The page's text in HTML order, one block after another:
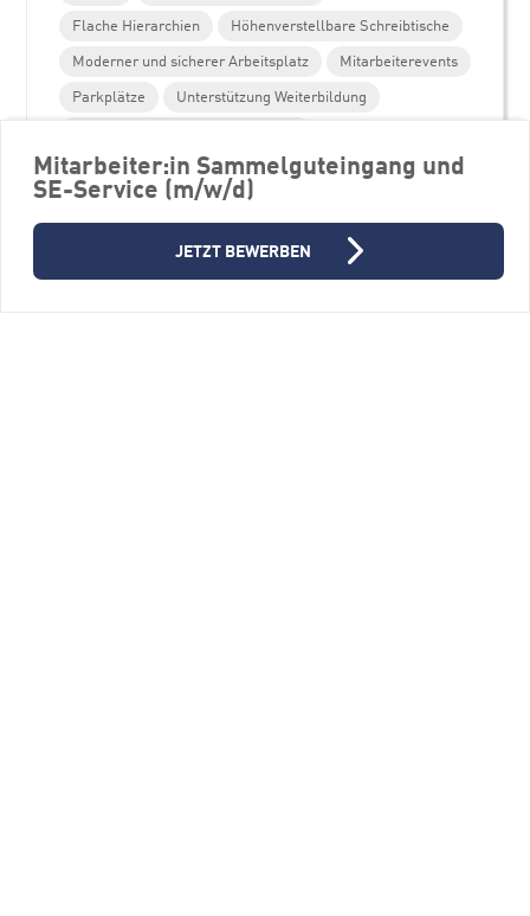
Mitarbeiter:in Sammelguteingang und
SE-Service (m/w/d)
JETZT BEWERBEN
Flache Hierarchien
Höhenverstellbare Schreibtische
Moderner und sicherer Arbeitsplatz
Mitarbeiterevents
Parkplätze
Unterstützung Weiterbildung
Weitere Stellenangebote